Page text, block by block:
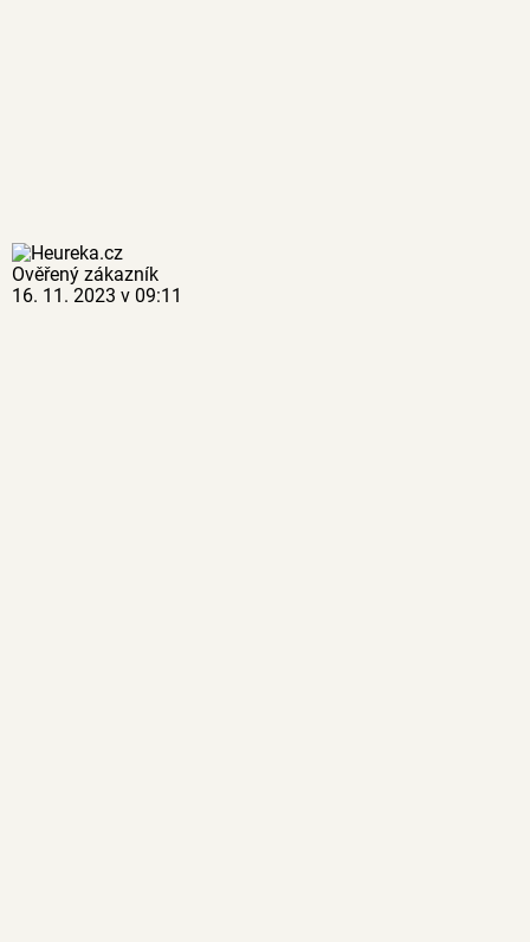
Ověřený zákazník
16. 11. 2023 v 09:11